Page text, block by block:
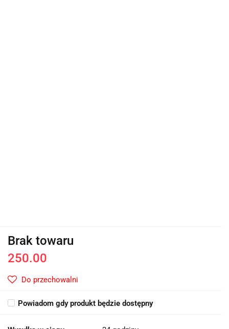
Brak towaru
250.00
Do przechowalni
Powiadom gdy produkt będzie dostępny